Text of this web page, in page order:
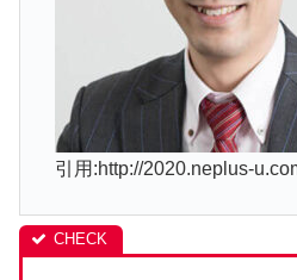
引用:http://2020.neplus-